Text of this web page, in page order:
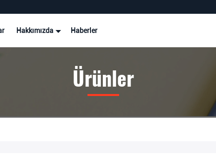
Hakkımızda Haberler
Ürünler